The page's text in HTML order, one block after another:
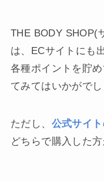
THE BODY SHOP(
は、ECサイトにも
各種ポイントを貯
てみてはいかがでし
ただし、 公式サイ
どちらで購入した